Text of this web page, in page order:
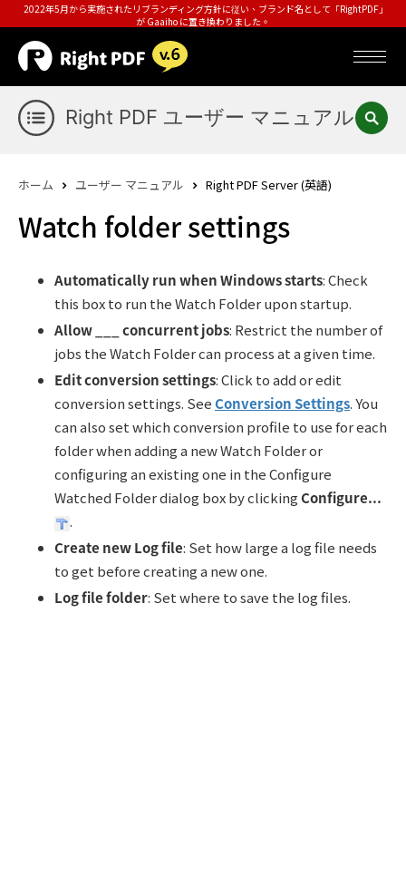
2022年5月から実施されたリブランディング方針に従い、ブランド名として「RightPDF」
が Gaaiho に置き換わりました。
Right PDF ユーザー マニュアル
ホーム ユーザー マニュアル Right PDF Server (英語)
Watch folder settings
Automatically run when Windows starts: Check
this box to run the Watch Folder upon startup.
Allow ___ concurrent jobs: Restrict the number of
jobs the Watch Folder can process at a given time.
Edit conversion settings: Click to add or edit
conversion settings. SeeConversion Settings. You
can also set which conversion profile to use for each
folder when adding a new Watch Folder or
configuring an existing one in the Configure
Watched Folder dialog box by clickingConfigure...
.
Create new Log file: Set how large a log file needs
to get before creating a new one.
Log file folder: Set where to save the log files.